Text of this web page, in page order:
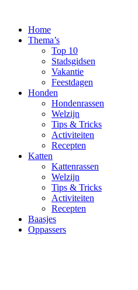
inhoud
Home
Thema’s
Top 10
Stadsgidsen
Vakantie
Feestdagen
Honden
Hondenrassen
Welzijn
Tips & Tricks
Activiteiten
Recepten
Katten
Kattenrassen
Welzijn
Tips & Tricks
Activiteiten
Recepten
Baasjes
Oppassers